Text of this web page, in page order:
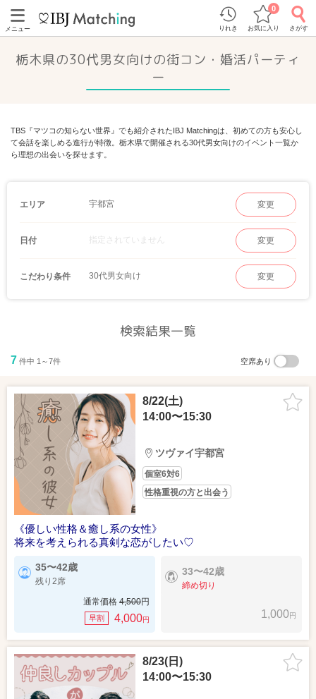
メニュー りれき お気に入り
0
さがす
栃木県の30代男女向けの街コン・婚活パーティ
ー
TBS『マツコの知らない世界』でも紹介されたIBJ Matchingは、初めての方も安心し
て会話を楽しめる進行が特徴。栃木県で開催される30代男女向けのイベント一覧か
ら理想の出会いを探せます。
エリア 宇都宮 変更
日付 指定されていません 変更
こだわり条件 30代男女向け 変更
検索結果一覧
7 件中 1～7件 空席あり
8/22(土)
14:00〜15:30
ツヴァイ宇都宮
個室6対6
性格重視の方と出会う
《優しい性格＆癒し系の女性》
将来を考えられる真剣な恋がしたい♡
35〜42歳
残り2席
通常価格 4,500円
早割 4,000円
33〜42歳
締め切り
1,000円
8/23(日)
14:00〜15:30